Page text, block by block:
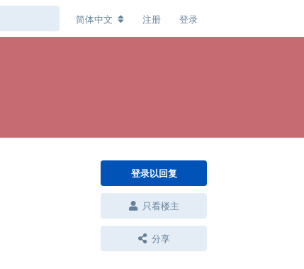
简体中文 注册 登录
登录以回复
只看楼主
分享